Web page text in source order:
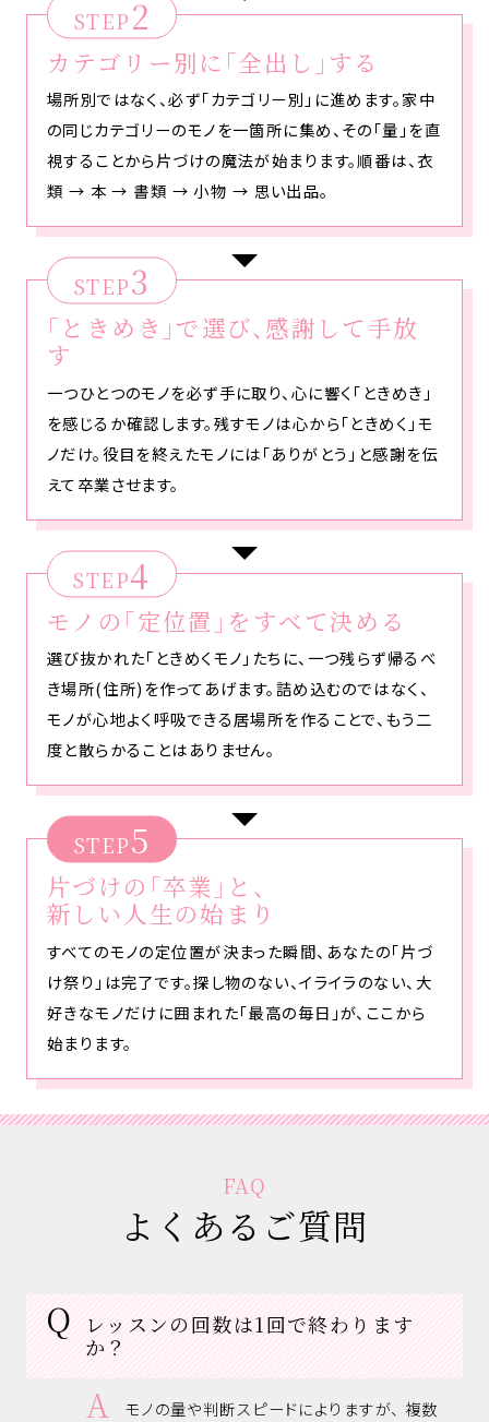
STEP2
カテゴリー別に「全出し」する
場所別ではなく、必ず「カテゴリー別」に進めます。家中
の同じカテゴリーのモノを一箇所に集め、その「量」を直
視することから片づけの魔法が始まります。順番は、衣
類 → 本 → 書類 → 小物 → 思い出品。
STEP3
「ときめき」で選び、感謝して手放
す
一つひとつのモノを必ず手に取り、心に響く「ときめき」
を感じるか確認します。残すモノは心から「ときめく」モ
ノだけ。役目を終えたモノには「ありがとう」と感謝を伝
えて卒業させます。
STEP4
モノの「定位置」をすべて決める
選び抜かれた「ときめくモノ」たちに、一つ残らず帰るべ
き場所(住所)を作ってあげます。詰め込むのではなく、
モノが心地よく呼吸できる居場所を作ることで、もう二
度と散らかることはありません。
STEP5
片づけの「卒業」と、
新しい人生の始まり
すべてのモノの定位置が決まった瞬間、あなたの「片づ
け祭り」は完了です。探し物のない、イライラのない、大
好きなモノだけに囲まれた「最高の毎日」が、ここから
始まります。
FAQ
よくあるご質問
レッスンの回数は1回で終わります
か？
モノの量や判断スピードによりますが、 複数